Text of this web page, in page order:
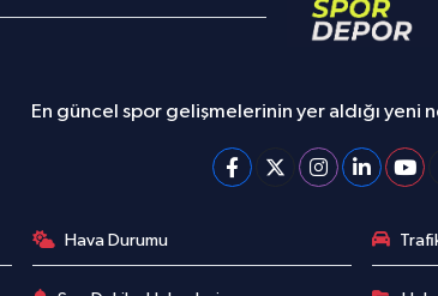
En güncel spor gelişmelerinin yer aldığı yeni
Hava Durumu